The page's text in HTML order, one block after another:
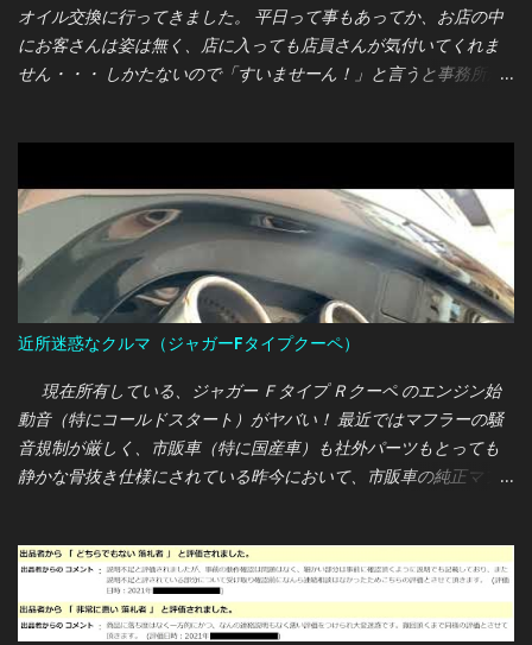
オイル交換に行ってきました。 平日って事もあってか、お店の中
にお客さんは姿は無く、店に入っても店員さんが気付いてくれま
せん・・・ しかたないので「すいませーん！」と言うと事務所か
か？ 営業マン：ちょうど今マツダは各種パックプランを見直して
いる最中なので、現在は取り扱っていません。 オレ：そうです
か・・・では、通常の価格で交換をお願いします。 営業マン：わ
かりました。では今回は〇000円で交換させていただきます。 ま
ぁ、ここまではフツー？のやり取りだったのですが、作業を待っ
ている時間の店員の態度に驚かされました・・・
近所迷惑なクルマ（ジャガーFタイプクーペ）
現在所有している、ジャガー Ｆタイプ Ｒクーペ のエンジン始
動音（特にコールドスタート）がヤバい！ 最近ではマフラーの騒
音規制が厳しく、市販車（特に国産車）も社外パーツもとっても
静かな骨抜き仕様にされている昨今において、市販車の純正マフ
増については事前にご近所さんへ説明していたのですが、実際に
納車されエンジンを始動すると轟音が静かな住宅地に響き渡り、
私もご近所さんも唖然としてしまいました( ﾟдﾟ) Ｆタイプ は車内